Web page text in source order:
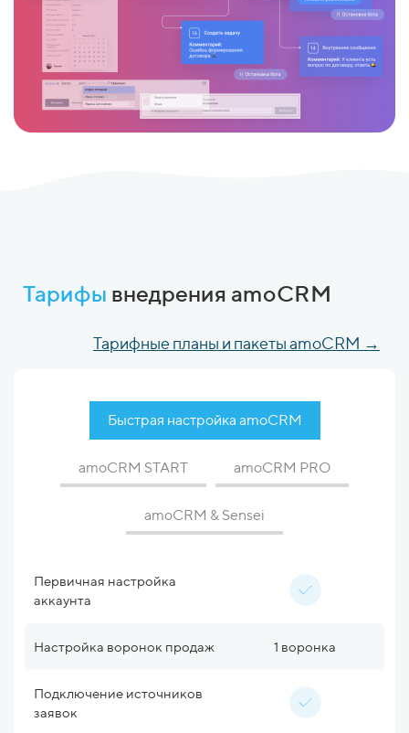
Тарифы внедрения amoCRM
Тарифные планы и пакеты amoCRM →
Быстрая настройка amoCRM
amoCRM START amoCRM PRO
amoCRM & Sensei
Первичная настройка
аккаунта
Настройка воронок продаж 1 воронка
Подключение источников
заявок
Первичная настройка
аккаунта
Настройка воронок продаж 2 воронки
Подключение источников
заявок
Первичная настройка
аккаунта
Настройка воронок продаж 3 воронки
Подключение источников
заявок
Первичная настройка
аккаунта
Настройка воронок продаж без ограничений
Подключение источников
заявок